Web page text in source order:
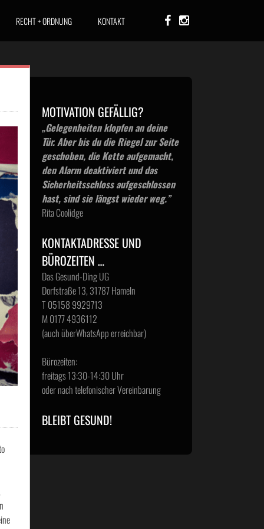
RECHT + ORDNUNG KONTAKT
MOTIVATION GEFÄLLIG?
„Gelegenheiten klopfen an deine
Tür. Aber bis du die Riegel zur Seite
geschoben, die Kette aufgemacht,
den Alarm deaktiviert und das
Sicherheitsschloss aufgeschlossen
hast, sind sie längst wieder weg.”
Rita Coolidge
KONTAKTADRESSE UND
BÜROZEITEN …
Das Gesund-Ding UG
Dorfstraße 13, 31787 Hameln
T 05158 9929713
M 0177 4936112
(auch überWhatsApp erreichbar)
Bürozeiten:
freitags 13:30-14:30 Uhr
oder nach telefonischer Vereinbarung
BLEIBT GESUND!